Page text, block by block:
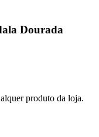
Dourada
produto da loja.